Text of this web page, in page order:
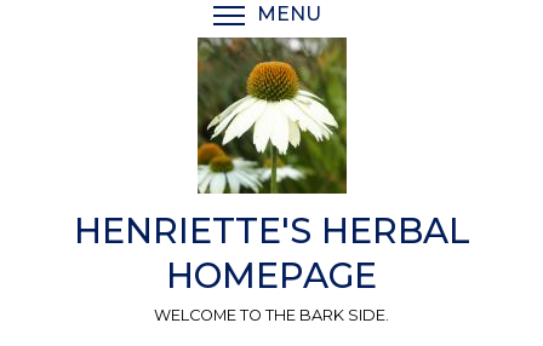
MENU
HENRIETTE'S HERBAL
HOMEPAGE
WELCOME TO THE BARK SIDE.